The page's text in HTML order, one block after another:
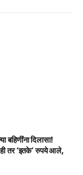
दिलासा!
तर ‘इतके’ रुपये आले,